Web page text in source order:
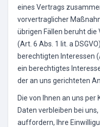
eines Vertrags
vorvertraglicher
übrigen Fällen beruht
(Art. 6 Abs. 1 lit. a
berechtigten Interessen
ein berechtigtes
der an uns gerichteten
Die von Ihnen an uns
Daten verbleiben bei
auffordern, Ihre